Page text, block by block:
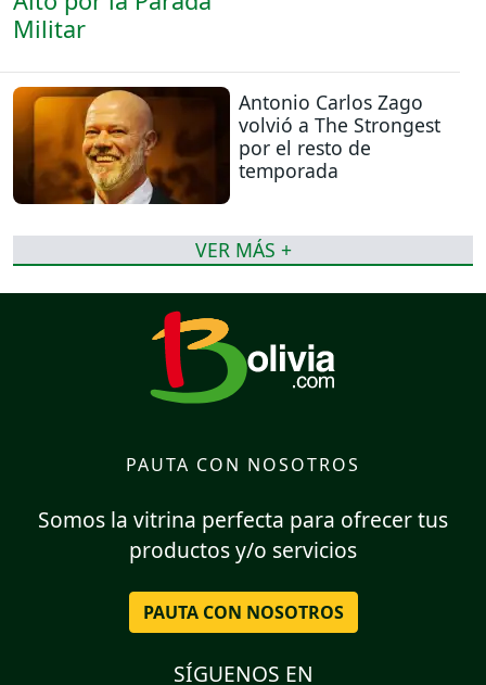
Antonio Carlos Zago
volvió a The Strongest
por el resto de
temporada
VER MÁS +
PAUTA CON NOSOTROS
Somos la vitrina perfecta para ofrecer tus
productos y/o servicios
PAUTA CON NOSOTROS
SÍGUENOS EN